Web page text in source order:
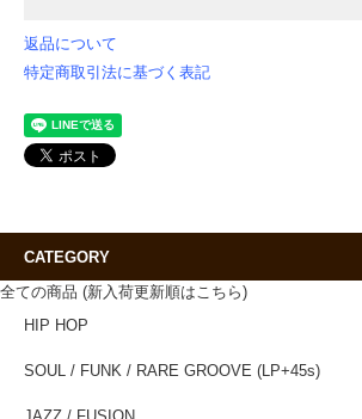
返品について
特定商取引法に基づく表記
CATEGORY
全ての商品 (新入荷更新順はこちら)
HIP HOP
SOUL / FUNK / RARE GROOVE (LP+45s)